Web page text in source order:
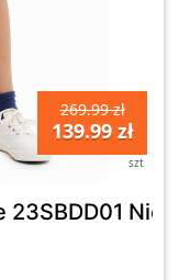
269.99 zł
139.99 zł
szt